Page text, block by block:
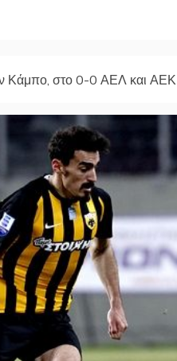
Κάμπο, στο 0-0 ΑΕΛ και ΑΕΚ